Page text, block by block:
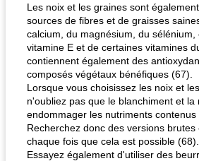
Les noix et les graines sont
sources de fibres et de graisses
calcium, du magnésium, du
vitamine E et de certaines vitamines
contiennent également des
composés végétaux bénéfiques (67).
Lorsque vous choisissez les noix et
n'oubliez pas que le blanchiment et la
endommager les nutriments contenus
Recherchez donc des versions
chaque fois que cela est possible (68).
Essayez également d'utiliser des